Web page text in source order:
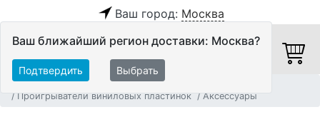
Ваш город: Москва
Ваш ближайший регион доставки: Москва?
Подтвердить Выбрать
Проигрыватели виниловых пластинок
Аксессуары